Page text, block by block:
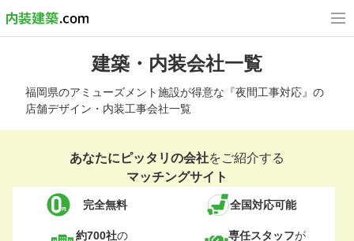
建築・内装会社一覧
福岡県のアミューズメント施設が得意な『夜間工事対応』の
店舗デザイン・内装工事会社一覧
あなたにピッタリの会社をご紹介する
マッチングサイト
完全無料 全国対応可能
約700社の
専任スタッフが